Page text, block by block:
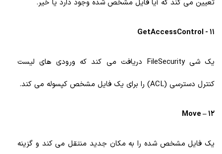
تعیین می کند که آیا فایل مشخص شده وجود دارد یا خیر.
11 - GetAccessControl
یک شی FileSecurity دریافت می کند که ورودی های لیست
کنترل دسترسی (ACL) را برای یک فایل مشخص کپسوله می کند.
12 – Move
یک فایل مشخص شده را به مکان جدید منتقل می کند و گزینه